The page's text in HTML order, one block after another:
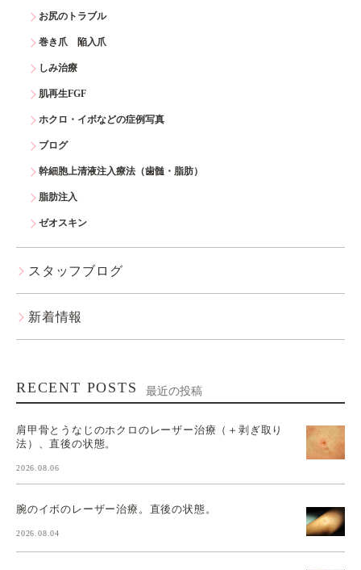
お尻のトラブル
巻き爪 陥入爪
しみ治療
肌再生FGF
ホクロ・イボなどの症例写真
ブログ
幹細胞上清液注入療法（歯髄・脂肪）
脂肪注入
ゼオスキン
スタッフブログ
新着情報
RECENT POSTS 最近の投稿
肩甲骨とうなじのホクロのレーザー治療（＋剥ぎ取り
法）、直後の状態。
2026.08.06
腕のイボのレーザー治療。直後の状態。
2026.08.04